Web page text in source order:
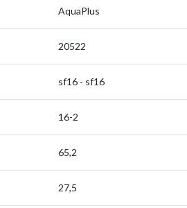
AquaPlus
20522
sf16 - sf16
16-2
65,2
27,5